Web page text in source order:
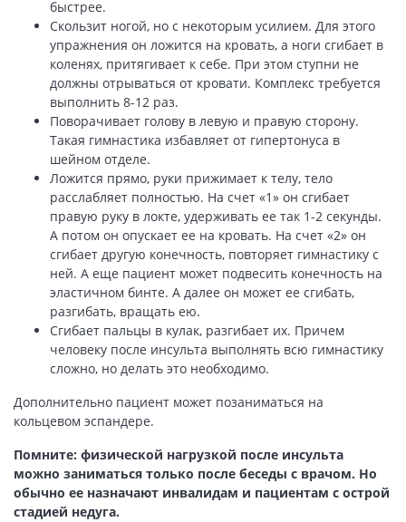
быстрее.
Скользит ногой, но с некоторым усилием. Для этого
упражнения он ложится на кровать, а ноги сгибает в
коленях, притягивает к себе. При этом ступни не
должны отрываться от кровати. Комплекс требуется
выполнить 8-12 раз.
Поворачивает голову в левую и правую сторону.
Такая гимнастика избавляет от гипертонуса в
шейном отделе.
Ложится прямо, руки прижимает к телу, тело
расслабляет полностью. На счет «1» он сгибает
правую руку в локте, удерживать ее так 1-2 секунды.
А потом он опускает ее на кровать. На счет «2» он
сгибает другую конечность, повторяет гимнастику с
ней. А еще пациент может подвесить конечность на
эластичном бинте. А далее он может ее сгибать,
разгибать, вращать ею.
Сгибает пальцы в кулак, разгибает их. Причем
человеку после инсульта выполнять всю гимнастику
сложно, но делать это необходимо.
Дополнительно пациент может позаниматься на
кольцевом эспандере.
Помните: физической нагрузкой после инсульта
можно заниматься только после беседы с врачом. Но
обычно ее назначают инвалидам и пациентам с острой
стадией недуга.